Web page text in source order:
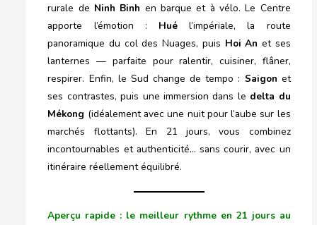
rurale de Ninh Binh en barque et à vélo. Le Centre
apporte l’émotion : Hué l’impériale, la route
panoramique du col des Nuages, puis Hoi An et ses
lanternes — parfaite pour ralentir, cuisiner, flâner,
respirer. Enfin, le Sud change de tempo : Saigon et
ses contrastes, puis une immersion dans le delta du
Mékong (idéalement avec une nuit pour l’aube sur les
marchés flottants). En 21 jours, vous combinez
incontournables et authenticité… sans courir, avec un
itinéraire réellement équilibré.
Aperçu rapide : le meilleur rythme en 21 jours au